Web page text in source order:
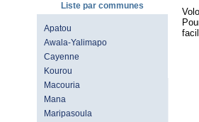
Liste par communes
Apatou
Awala-Yalimapo
Cayenne
Kourou
Macouria
Mana
Maripasoula